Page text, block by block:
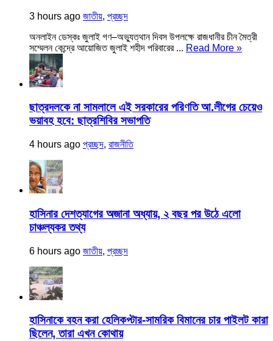
3 hours ago জাতীয়, প্রচ্ছদ
অনলাইন ডেস্কঃ জুলাই গণ–অভ্যুত্থান দিবস উপলক্ষে রাজধানীর চীন মৈত্রী
সম্মেলন কেন্দ্রে আয়োজিত জুলাই শহীদ পরিবারের ... Read More »
ছাত্রদলকে না সামলালে এই সরকারের পরিণতি আ.লীগের চেয়েও
ভয়াবহ হবে: ছাত্রশিবির সভাপতি
4 hours ago প্রচ্ছদ, রাজনীতি
হাসিনার দেশত্যাগের অজানা অধ্যায়, ২ বছর পর উঠে এলো
চাঞ্চল্যকর তথ্য
6 hours ago জাতীয়, প্রচ্ছদ
হাসিনাকে বহন করা হেলিকপ্টার-সামরিক বিমানের চার পাইলট কারা
ছিলেন, তারা এখন কোথায়